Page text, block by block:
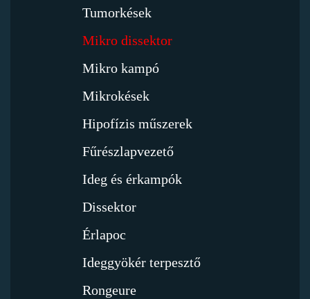
Tumorkések
Mikro dissektor
Mikro kampó
Mikrokések
Hipofízis műszerek
Fűrészlapvezető
Ideg és érkampók
Dissektor
Érlapoc
Ideggyökér terpesztő
Rongeure